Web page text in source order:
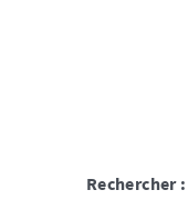
Rechercher :